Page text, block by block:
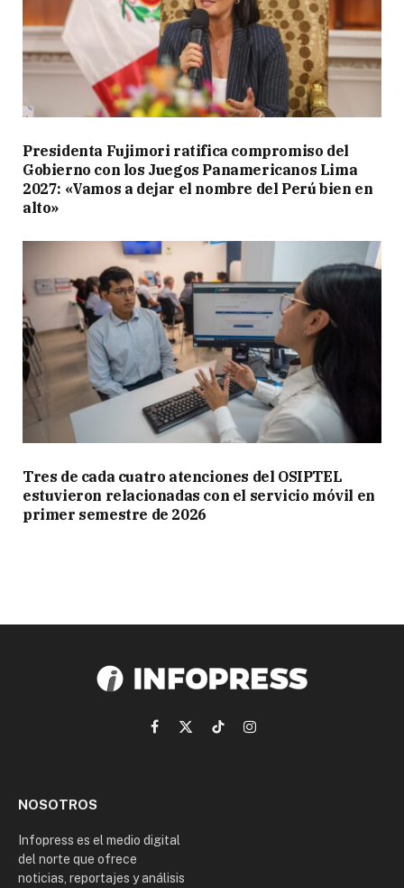
Presidenta Fujimori ratifica compromiso del
Gobierno con los Juegos Panamericanos Lima
2027: «Vamos a dejar el nombre del Perú bien en
alto»
Tres de cada cuatro atenciones del OSIPTEL
estuvieron relacionadas con el servicio móvil en
primer semestre de 2026
Facebook
X
TikTokInstagram
NOSOTROS
Infopress es el medio digital
del norte que ofrece
noticias, reportajes y análisis